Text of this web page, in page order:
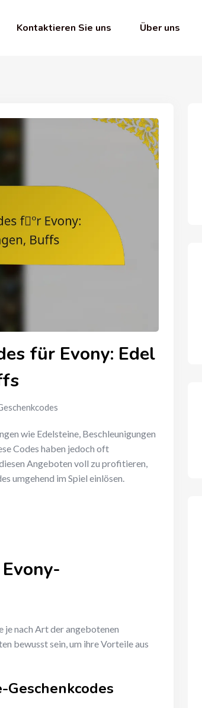
Kontaktieren Sie uns Über uns
für Evony: Edel
wie Edelsteine, Beschleunigungen
Codes haben jedoch oft
Angeboten voll zu profitieren,
umgehend im Spiel einlösen.
je nach Art der angebotenen
bewusst sein, um ihre Vorteile aus